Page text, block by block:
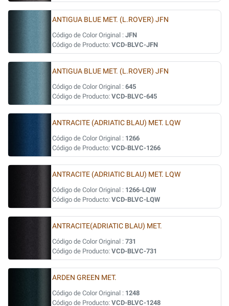
ANTIGUA BLUE MET. (L.ROVER) JFN
Código de Color Original : JFN
Código de Producto: VCD-BLVC-JFN
ANTIGUA BLUE MET. (L.ROVER) JFN
Código de Color Original : 645
Código de Producto: VCD-BLVC-645
ANTRACITE (ADRIATIC BLAU) MET. LQW
Código de Color Original : 1266
Código de Producto: VCD-BLVC-1266
ANTRACITE (ADRIATIC BLAU) MET. LQW
Código de Color Original : 1266-LQW
Código de Producto: VCD-BLVC-LQW
ANTRACITE(ADRIATIC BLAU) MET.
Código de Color Original : 731
Código de Producto: VCD-BLVC-731
ARDEN GREEN MET.
Código de Color Original : 1248
Código de Producto: VCD-BLVC-1248